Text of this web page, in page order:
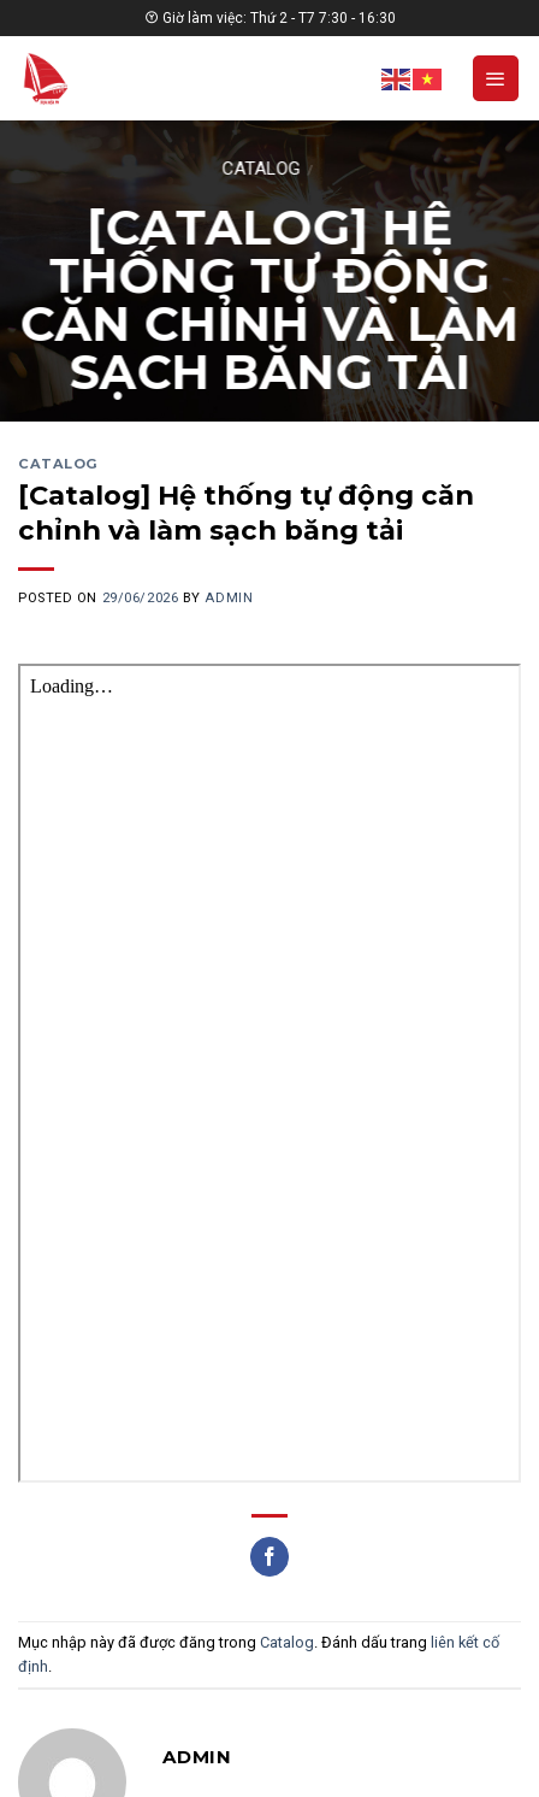
to
content
Giờ làm việc: Thứ 2 - T7 7:30 - 16:30
CATALOG /
[CATALOG] HỆ
THỐNG TỰ ĐỘNG
CĂN CHỈNH VÀ LÀM
SẠCH BĂNG TẢI
CATALOG
[Catalog] Hệ thống tự động căn
chỉnh và làm sạch băng tải
POSTED ON 29/06/2026 BY ADMIN
Mục nhập này đã được đăng trong Catalog . Đánh dấu trang liên kết cố
định
ADMIN